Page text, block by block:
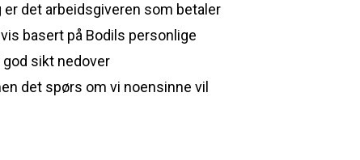
det arbeidsgiveren som betaler
basert på Bodils personlige
sikt nedover
det spørs om vi noensinne vil